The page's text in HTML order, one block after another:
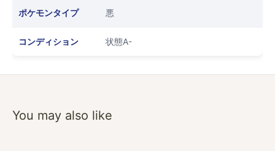
ポケモンタイプ 悪
コンディション 状態A-
You may also like